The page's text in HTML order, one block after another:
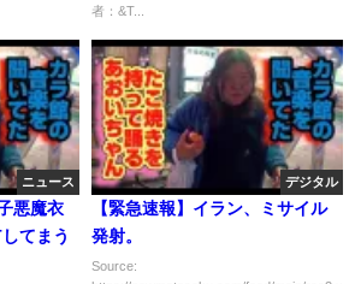
者：&T...
ニュース
悪魔衣
てまう
デジタル
【緊急速報】イラン、ミサイル
発射。
Source: